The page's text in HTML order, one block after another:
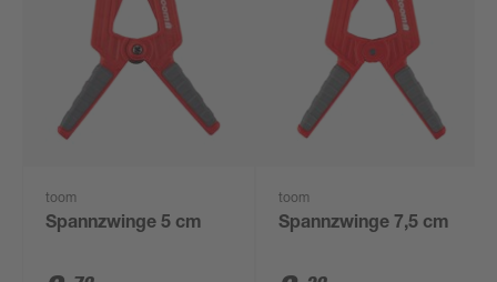
toom
Spannzwinge 5 cm
toom
Spannzwinge 7,5 cm